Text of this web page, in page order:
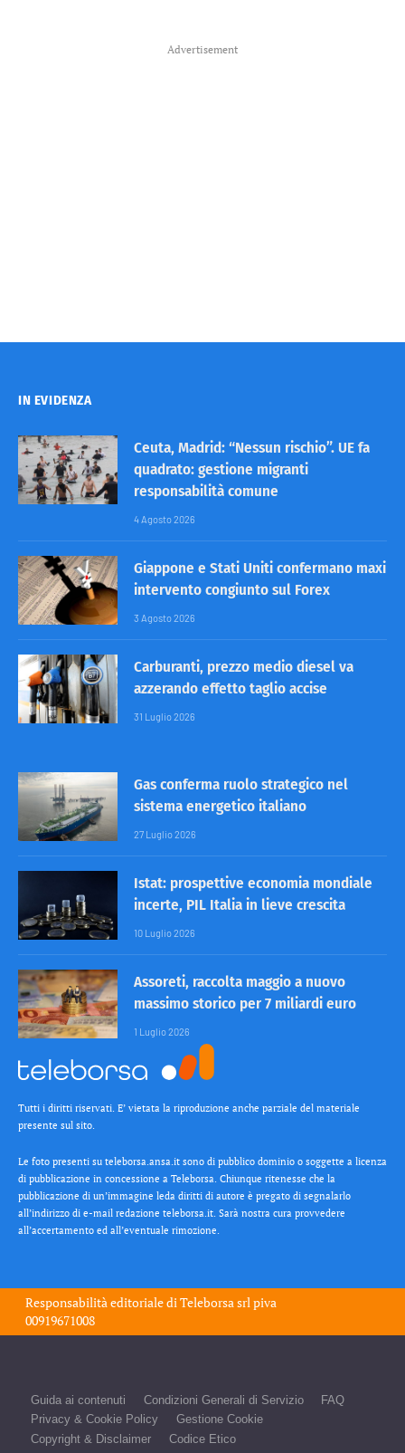
Advertisement
IN EVIDENZA
Ceuta, Madrid: “Nessun rischio”. UE fa
quadrato: gestione migranti
responsabilità comune
4 Agosto 2026
Giappone e Stati Uniti confermano maxi
intervento congiunto sul Forex
3 Agosto 2026
Carburanti, prezzo medio diesel va
azzerando effetto taglio accise
31 Luglio 2026
Gas conferma ruolo strategico nel
sistema energetico italiano
27 Luglio 2026
Istat: prospettive economia mondiale
incerte, PIL Italia in lieve crescita
10 Luglio 2026
Assoreti, raccolta maggio a nuovo
massimo storico per 7 miliardi euro
1 Luglio 2026
Tutti i diritti riservati. E’ vietata la riproduzione anche parziale del materiale
presente sul sito.
Le foto presenti su teleborsa.ansa.it sono di pubblico dominio o soggette a licenza
di pubblicazione in concessione a Teleborsa. Chiunque ritenesse che la
pubblicazione di un’immagine leda diritti di autore è pregato di segnalarlo
all’indirizzo di e-mail redazione teleborsa.it. Sarà nostra cura provvedere
all’accertamento ed all’eventuale rimozione.
Responsabilità editoriale diTeleborsa srl piva
00919671008
Guida ai contenuti Condizioni Generali di Servizio
FAQ
Privacy & Cookie Policy
Gestione Cookie
Copyright & Disclaimer
Codice Etico